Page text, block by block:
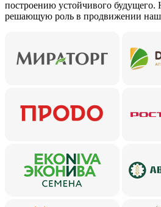
построению устойчивого
решающую роль в продвижении